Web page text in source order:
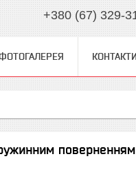
+380 (67) 329-
КОНТАКТИ
поверненням